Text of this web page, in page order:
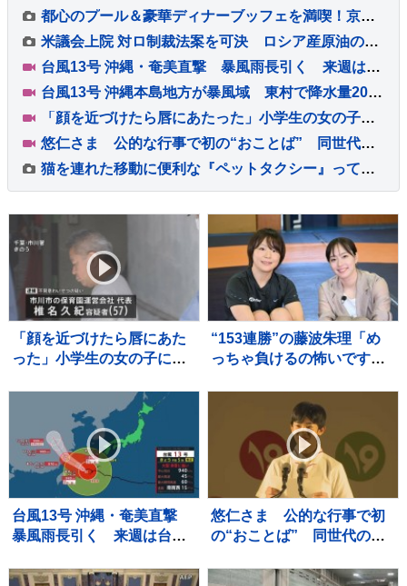
都心のプール＆豪華ディナーブッフェを満喫！京王プラザホテル『スカイプールプラン』スタイリッシュな夏の体験レポート
米議会上院 対ロ制裁法案を可決 ロシア産原油の輸入上位国に最大100％の関税
台風13号 沖縄・奄美直撃 暴風雨長引く 来週は台風15号の動向に注意 熊本は3週間連続の猛暑日か
台風13号 沖縄本島地方が暴風域 東村で降水量200ミリ超 本島北部中心に約1万4000戸停電
「顔を近づけたら唇にあたった」小学生の女の子にわいせつ行為か 保育園運営会社代表の男を逮捕 千葉・市川市
悠仁さま 公的な行事で初の“おことば” 同世代の参加者と宿泊テント設営体験も ボーイスカウトのキャンプ大会
猫を連れた移動に便利な『ペットタクシー』ってなに？ 利用時の流れや活用したいシーンをご紹介
「顔を近づけたら唇にあた
った」小学生の女の子にわ
会社代表の男を逮捕 千
葉・市川市
“153連勝”の藤波朱理「め
っちゃ負けるの怖いです」
だ栄光と、石川佳純に語っ
た本音【バース・デイ】
台風13号 沖縄・奄美直撃
暴風雨長引く 来週は台風
3週間連続の猛暑日か
悠仁さま 公的な行事で初
の“おことば” 同世代の参
も ボーイスカウトのキャ